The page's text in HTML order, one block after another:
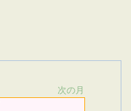
次の月